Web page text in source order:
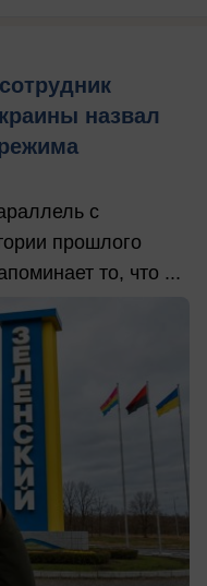
назвал
с
прошлого
то, что ...